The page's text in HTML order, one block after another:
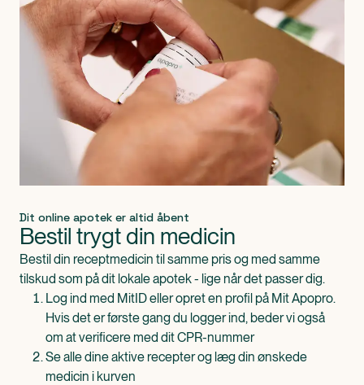
Dit online apotek er altid åbent
Bestil trygt din medicin
Bestil din receptmedicin til samme pris og med samme
tilskud som på dit lokale apotek - lige når det passer dig.
Log ind med MitID eller opret en profil på Mit Apopro.
Hvis det er første gang du logger ind, beder vi også
om at verificere med dit CPR-nummer
Se alle dine aktive recepter og læg din ønskede
medicin i kurven